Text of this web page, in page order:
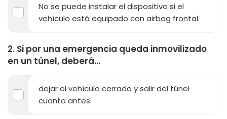
No se puede instalar el dispositivo si el
vehículo está equipado con airbag frontal.
2. Si por una emergencia queda inmovilizado
en un túnel, deberá...
dejar el vehículo cerrado y salir del túnel
cuanto antes.